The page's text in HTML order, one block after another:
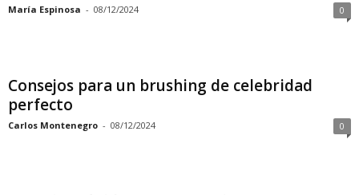
María Espinosa - 08/12/2024 0
Consejos para un brushing de celebridad
perfecto
Carlos Montenegro - 08/12/2024 0